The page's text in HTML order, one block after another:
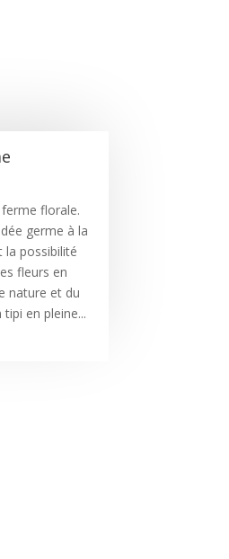
florale.
germe à la
la possibilité
fleurs en
nature et du
en pleine...